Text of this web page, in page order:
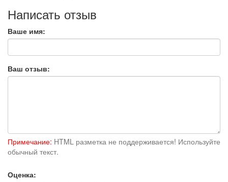
Написать отзыв
Ваше имя:
Ваш отзыв:
Примечание: HTML разметка не поддерживается! Используйте
обычный текст.
Оценка: